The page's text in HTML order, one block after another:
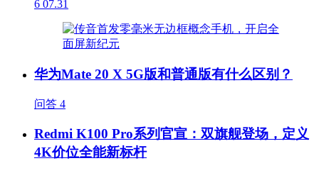
6 07.31
华为Mate 20 X 5G版和普通版有什么区别？
问答 4
Redmi K100 Pro系列官宣：双旗舰登场，定义
4K价位全能新标杆